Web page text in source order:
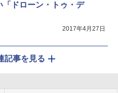
「ドローン・トゥ・デ
2017年4月27日
記事を見る